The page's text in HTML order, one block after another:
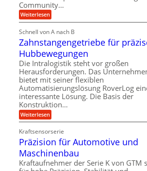
k
i
m
V
e
r
g
l
e
i
c
h
i
g
e
u
g
e
l
g
e
w
i
n
d
e
r
i
e
i
g
e
r
t
m
s
a
t
z
u
n
d
A
u
f
Community…
Weiterlesen:
M
n
s
c
h
e
n
a
u
c
h
i
n
Z
e
i
e
n
v
o
Schnell von A nach B
Zahnstangengetriebe für
Hubbewegungen
Die Intralogistik steht vor großen
Herausforderungen. Das
bietet mit seiner flexiblen
Automatisierungslösung RoverLog
interessante Lösung. Die Basis der
Konstruktion…
Weiterlesen:
Z
h
n
s
t
a
n
Kraftsensorserie
Präzision für Automotive und
Maschinenbau
Kraftaufnehmer der Serie K von GTM